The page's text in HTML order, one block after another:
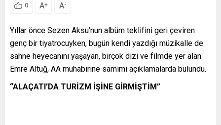
0 A+ A-
Yıllar önce Sezen Aksu’nun albüm teklifini geri çeviren
genç bir tiyatrocuyken, bugün kendi yazdığı müzikalle de
sahne heyecanını yaşayan, birçok dizi ve filmde yer alan
Emre Altuğ, AA muhabirine samimi açıklamalarda bulundu.
“ALAÇATI’DA TURİZM İŞİNE GİRMİŞTİM”